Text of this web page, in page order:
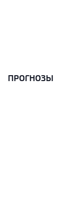
ПРОГНОЗЫ